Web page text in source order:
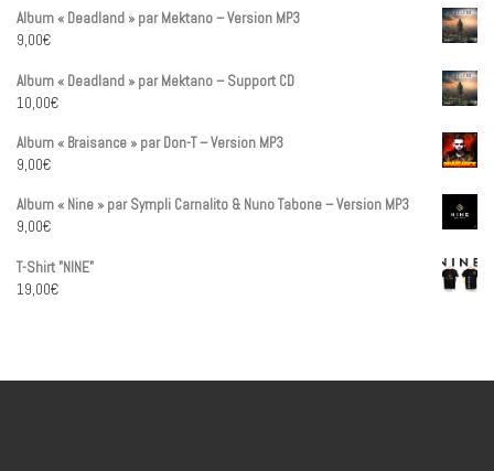
Album « Deadland » par Mektano – Version MP3
9,00€
Album « Deadland » par Mektano – Support CD
10,00€
Album « Braisance » par Don-T – Version MP3
9,00€
Album « Nine » par Sympli Carnalito & Nuno Tabone – Version MP3
9,00€
T-Shirt "NINE"
19,00€